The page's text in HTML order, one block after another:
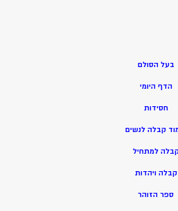
בעל הסולם
הדף היומי
חסידות
קבלה לנשים
בלה למתחיל
קבלה ויהדות
ספר הזוהר